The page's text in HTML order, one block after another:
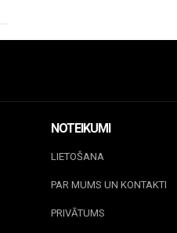
NOTEIKUMI
LIETOŠANA
PAR MUMS UN KONTAKTI
PRIVĀTUMS